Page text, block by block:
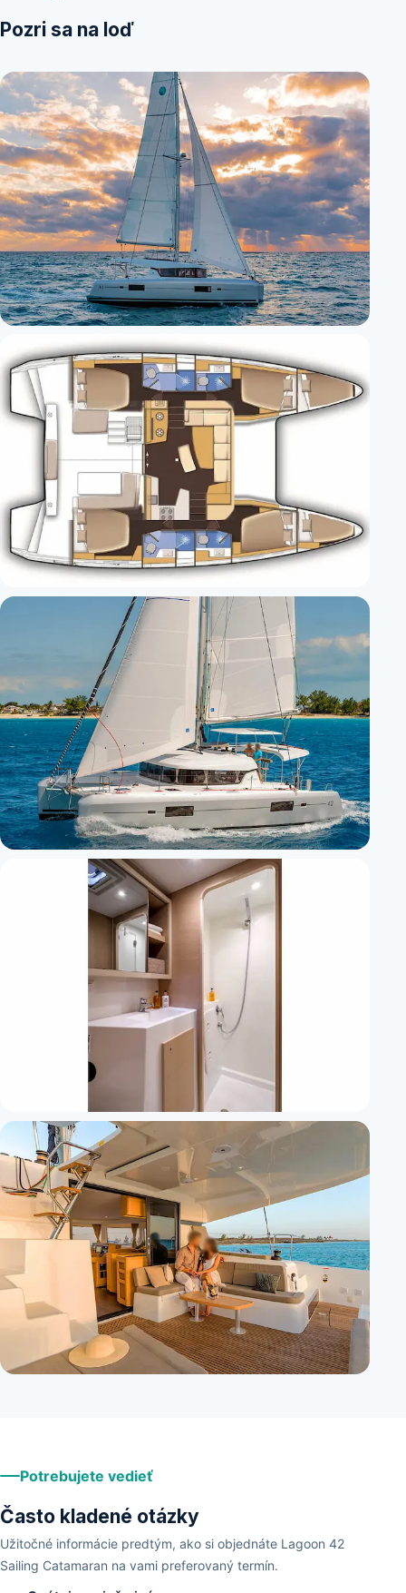
Pozri sa na loď
Potrebujete vedieť
Často kladené otázky
Užitočné informácie predtým, ako si objednáte Lagoon 42
Sailing Catamaran na vami preferovaný termín.